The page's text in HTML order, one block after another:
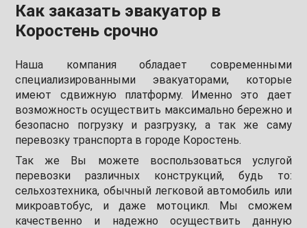
Как заказать эвакуатор в
Коростень срочно
Наша компания обладает современными
специализированными эвакуаторами, которые
имеют сдвижную платформу. Именно это дает
возможность осуществить максимально бережно и
безопасно погрузку и разгрузку, а так же саму
перевозку транспорта в городе Коростень.
Так же Вы можете воспользоваться услугой
перевозки различных конструкций, будь то:
сельхозтехника, обычный легковой автомобиль или
микроавтобус, и даже мотоцикл. Мы сможем
качественно и надежно осуществить данную